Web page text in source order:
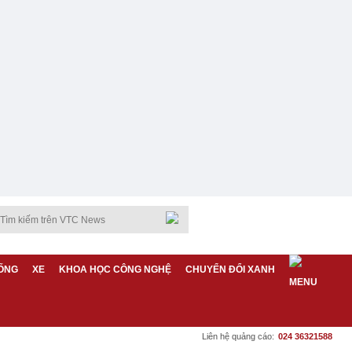
XE KHOA HỌC CÔNG NGHỆ CHUYỂN ĐỔI XANH
Liên hệ quảng cáo: 024 36321588